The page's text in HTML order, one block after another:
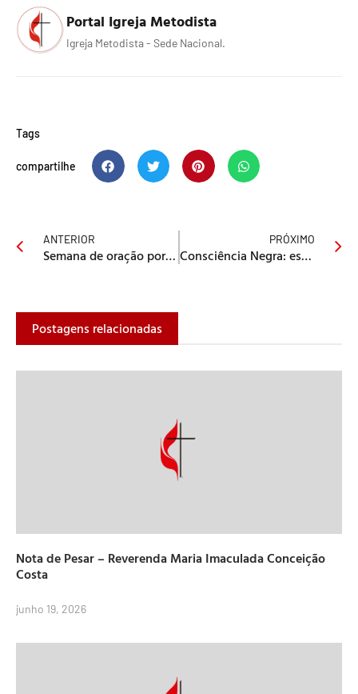
Portal Igreja Metodista
Igreja Metodista - Sede Nacional.
Tags
compartilhe
ANTERIOR
Semana de oração por República do Congo, Gabão, São Tomé e Príncipe
PRÓXIMO
Consciência Negra: estatísticas demonstram de forma inequívoca que faltam oportunidades para mais de 100 milhões
Postagens relacionadas
Nota de Pesar – Reverenda Maria Imaculada Conceição
Costa
junho 19, 2026